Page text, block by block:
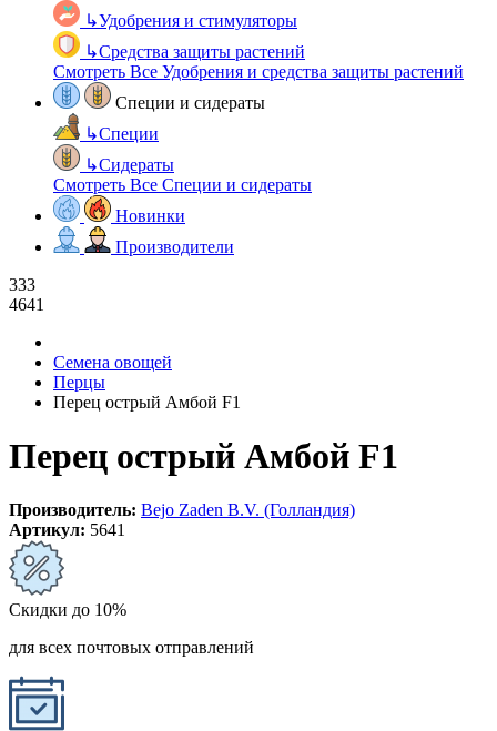
↳Удобрения и стимуляторы
↳Средства защиты растений
Смотреть Все Удобрения и средства защиты растений
Специи и сидераты
↳Специи
↳Сидераты
Смотреть Все Специи и сидераты
Новинки
Производители
333
4641
Семена овощей
Перцы
Перец острый Амбой F1
Перец острый Амбой F1
Производитель: Bejo Zaden B.V. (Голландия)
Артикул: 5641
Скидки до 10%
для всех почтовых отправлений